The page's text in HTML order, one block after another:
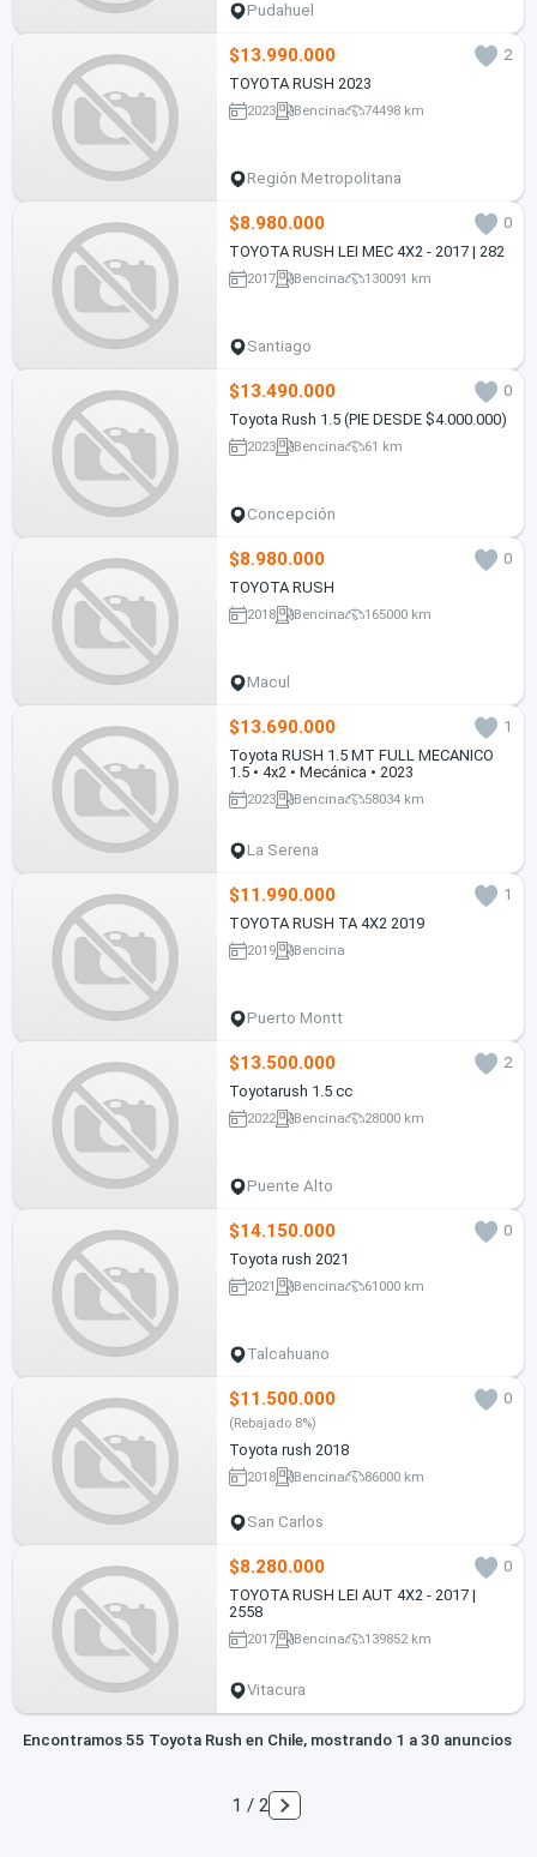
Pudahuel
$13.990.000
2
TOYOTA RUSH 2023
2023 Bencina 74498 km
Región Metropolitana
$8.980.000
0
TOYOTA RUSH LEI MEC 4X2 - 2017 | 282
2017 Bencina 130091 km
Santiago
$13.490.000
0
Toyota Rush 1.5 (PIE DESDE $4.000.000)
2023 Bencina 61 km
Concepción
$8.980.000
0
TOYOTA RUSH
2018 Bencina 165000 km
Macul
$13.690.000
1
Toyota RUSH 1.5 MT FULL MECANICO
1.5 • 4x2 • Mecánica • 2023
2023 Bencina 58034 km
La Serena
$11.990.000
1
TOYOTA RUSH TA 4X2 2019
2019 Bencina
Puerto Montt
$13.500.000
2
Toyotarush 1.5 cc
2022 Bencina 28000 km
Puente Alto
$14.150.000
0
Toyota rush 2021
2021 Bencina 61000 km
Talcahuano
$11.500.000 0
(Rebajado 8%)
Toyota rush 2018
2018 Bencina 86000 km
San Carlos
$8.280.000
0
TOYOTA RUSH LEI AUT 4X2 - 2017 |
2558
2017 Bencina 139852 km
Vitacura
Encontramos 55 Toyota Rush en Chile, mostrando 1 a 30 anuncios
1 / 2